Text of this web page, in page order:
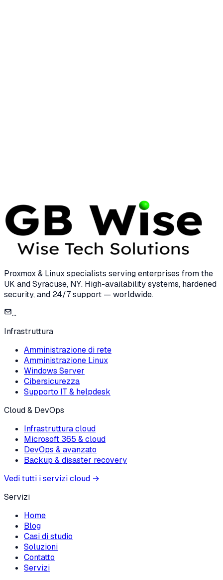
Proxmox & Linux specialists serving enterprises from the
UK and Syracuse, NY. High-availability systems, hardened
security, and 24/7 support — worldwide.
...
Infrastruttura
Amministrazione di rete
Amministrazione Linux
Windows Server
Cibersicurezza
Supporto IT & helpdesk
Cloud & DevOps
Infrastruttura cloud
Microsoft 365 & cloud
DevOps & avanzato
Backup & disaster recovery
Vedi tutti i servizi cloud →
Servizi
Home
Blog
Casi di studio
Soluzioni
Contatto
Servizi